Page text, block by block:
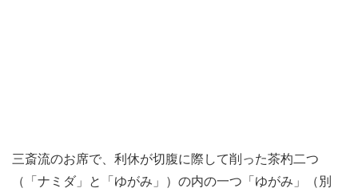
三斎流のお席で、利休が切腹に際して削った茶杓二つ
（「ナミダ」と「ゆがみ」）の内の一つ「ゆがみ」（別